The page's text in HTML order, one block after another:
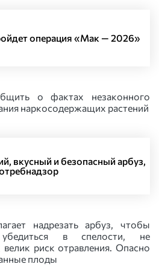
операция «Мак — 2026»
о фактах незаконного
наркосодержащих растений
вкусный и безопасный арбуз,
надрезать арбуз, чтобы
в спелости, не
велик риск отравления. Опасно
плоды